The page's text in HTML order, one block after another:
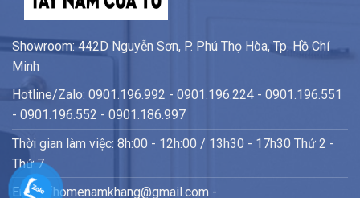
Showroom: 442D Nguyễn Sơn, P. Phú Thọ Hòa, Tp. Hồ Chí
Minh
Hotline/Zalo: 0901.196.992 - 0901.196.224 - 0901.196.551
- 0901.196.552 - 0901.186.997
Thời gian làm việc: 8h:00 - 12h:00 / 13h30 - 17h30 Thứ 2 -
Thứ 7
Email: fhomenamkhang@gmail.com -